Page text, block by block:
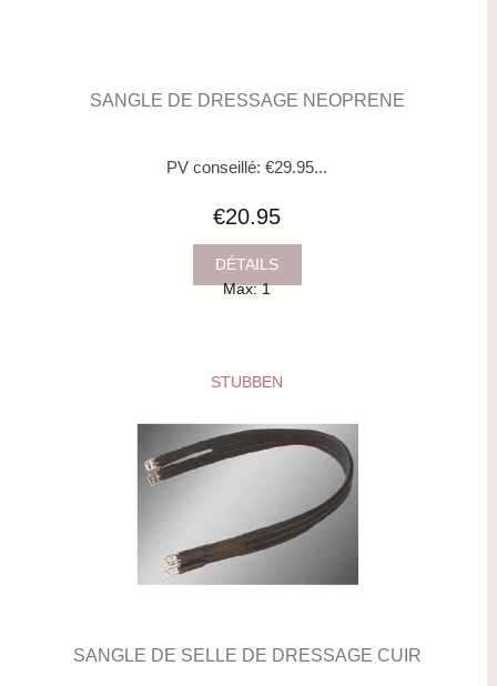
SANGLE DE DRESSAGE NEOPRENE
PV conseillé: €29.95...
€20.95
DÉTAILS
Max: 1
STUBBEN
SANGLE DE SELLE DE DRESSAGE CUIR